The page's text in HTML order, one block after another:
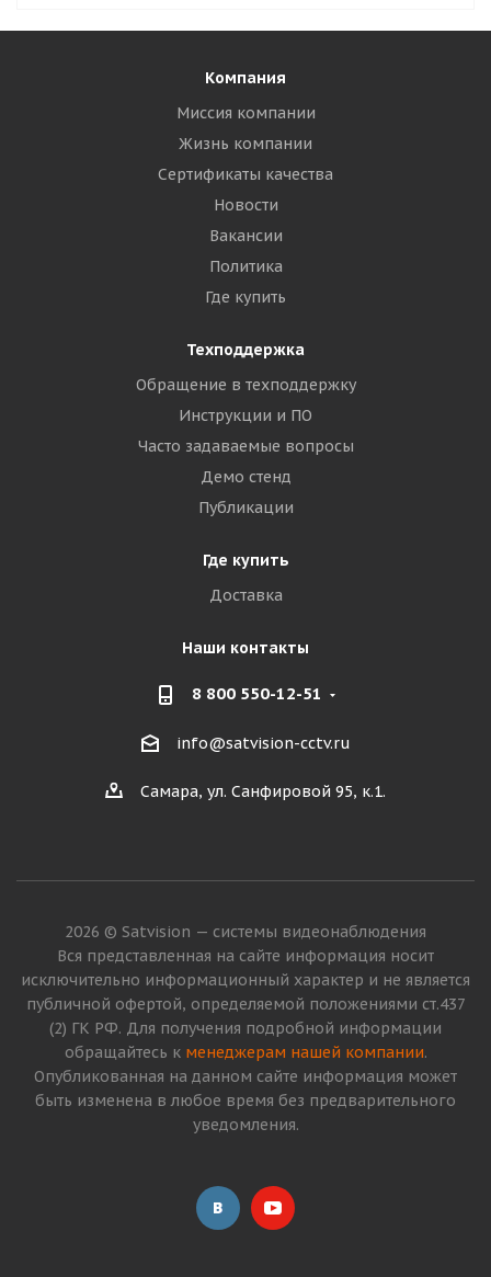
Компания
Миссия компании
Жизнь компании
Сертификаты качества
Новости
Вакансии
Политика
Где купить
Техподдержка
Обращение в техподдержку
Инструкции и ПО
Часто задаваемые вопросы
Демо стенд
Публикации
Где купить
Доставка
Наши контакты
8 800 550-12-51
info@satvision-cctv.ru
Самара, ул. Санфировой 95, к.1.
2026 © Satvision — системы видеонаблюдения
Вся представленная на сайте информация носит
исключительно информационный характер и не является
публичной офертой, определяемой положениями ст.437
(2) ГК РФ. Для получения подробной информации
обращайтесь к менеджерам нашей компании.
Опубликованная на данном сайте информация может
быть изменена в любое время без предварительного
уведомления.